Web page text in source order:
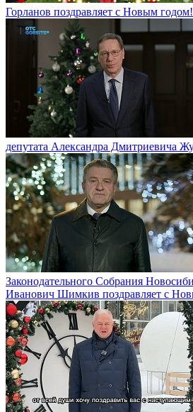
Горланов поздравляет с Новым годом!
депутата Александра Дмитриевича
Законодательного Собрания
Иванович Шимкив поздравляет с